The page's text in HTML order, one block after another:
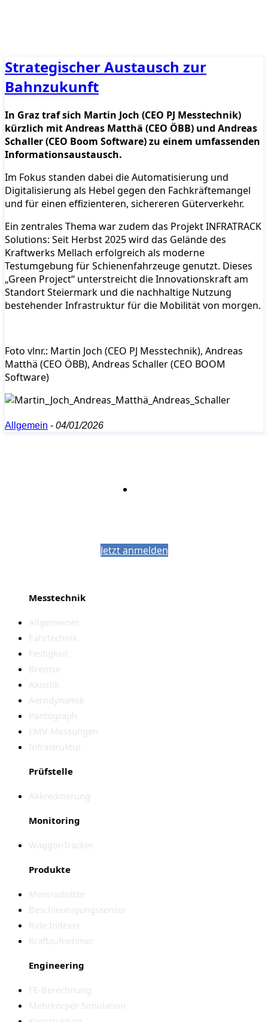
Strategischer Austausch zur
Bahnzukunft
In Graz traf sich Martin Joch (CEO PJ Messtechnik)
kürzlich mit Andreas Matthä (CEO ÖBB) und Andreas
Schaller (CEO Boom Software) zu einem umfassenden
Informationsaustausch.
Im Fokus standen dabei die Automatisierung und
Digitalisierung als Hebel gegen den Fachkräftemangel
und für einen effizienteren, sichereren Güterverkehr.
Ein zentrales Thema war zudem das Projekt INFRATRACK
Solutions: Seit Herbst 2025 wird das Gelände des
Kraftwerks Mellach erfolgreich als moderne
Testumgebung für Schienenfahrzeuge genutzt. Dieses
„Green Project“ unterstreicht die Innovationskraft am
Standort Steiermark und die nachhaltige Nutzung
bestehender Infrastruktur für die Mobilität von morgen.
Foto vlnr.: Martin Joch (CEO PJ Messtechnik), Andreas
Matthä (CEO ÖBB), Andreas Schaller (CEO BOOM
Software)
Allgemein - 04/01/2026
Jetzt anmelden
Messtechnik
Allgemeines
Fahrtechnik
Festigkeit
Bremse
Akustik
Aerodynamik
Pantograph
EMV-Messungen
Infrastruktur
Prüfstelle
Akkreditierung
Monitoring
WaggonTracker
Produkte
Messradsätze
Beschleunigungssensor
Ride Indexer
Kraftaufnehmer
Engineering
FE-Berechnung
Mehrkörper-Simulation